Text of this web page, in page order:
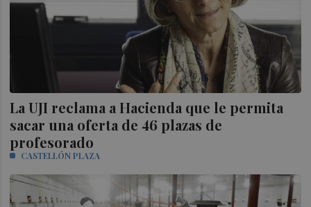
La UJI reclama a Hacienda que le permita
sacar una oferta de 46 plazas de
profesorado
CASTELLÓN PLAZA